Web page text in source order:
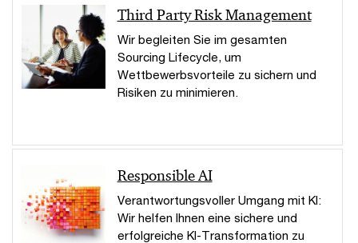
Third Party Risk Management
Wir begleiten Sie im gesamten
Sourcing Lifecycle, um
Wettbewerbsvorteile zu sichern und
Risiken zu minimieren.
Responsible AI
Verantwortungsvoller Umgang mit KI:
Wir helfen Ihnen eine sichere und
erfolgreiche KI-Transformation zu